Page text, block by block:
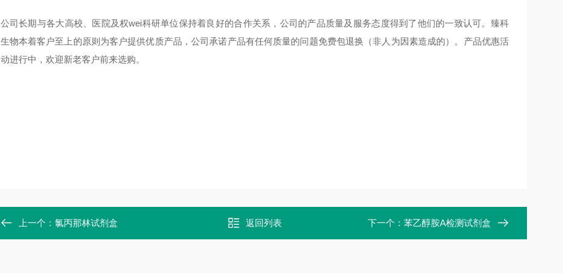
公司长期与各大高校、医院及权wei科研单位保持着良好的合作关系，公司的产品质量及服务态度得到了他们的一致认可。臻科
生物本着客户至上的原则为客户提供优质产品，公司承诺产品有任何质量的问题免费包退换（非人为因素造成的）。产品优惠活
动进行中，欢迎新老客户前来选购。
上一个： 氯丙那林试剂盒 返回列表 下一个： 苯乙醇胺A检测试剂盒